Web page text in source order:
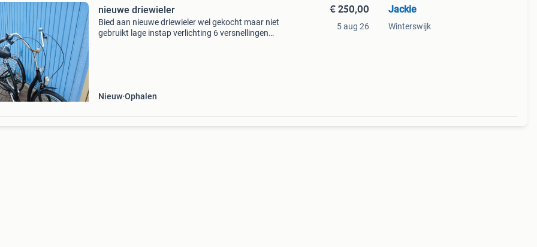
nieuwe driewieler
Bied aan nieuwe driewieler wel gekocht maar niet
gebruikt lage instap verlichting 6 versnellingen
Nieuw Ophalen
€ 250,00
5 aug 26
Jackie
Winterswijk